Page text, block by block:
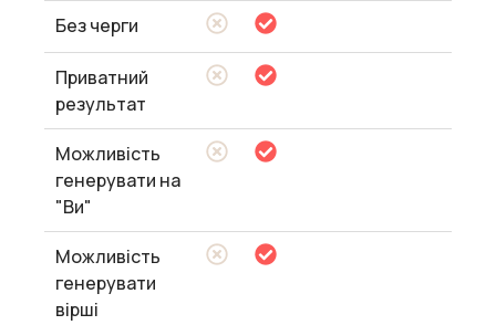
Без черги
Приватний
результат
Можливість
генерувати на
"Ви"
Можливість
генерувати
вірші